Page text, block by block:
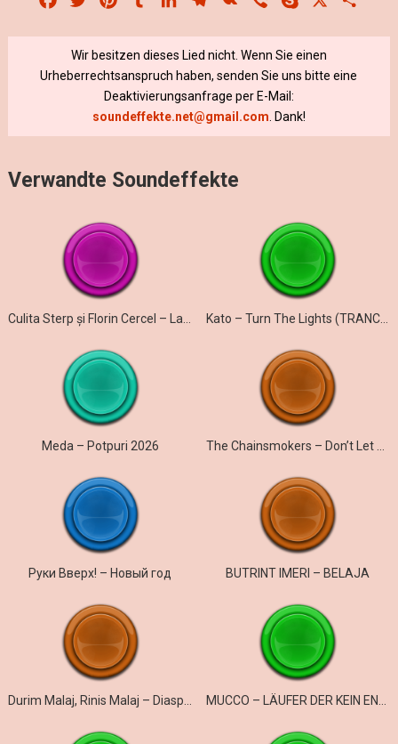
Wir besitzen dieses Lied nicht. Wenn Sie einen
Urheberrechtsanspruch haben, senden Sie uns bitte eine
Deaktivierungsanfrage per E-Mail:
soundeffekte.net@gmail.com . Dank!
Verwandte Soundeffekte
Kato – Turn The Lights (TRANCE COVER)
Meda – Potpuri 2026
Руки Вверх! – Новый год BUTRINT IMERI – BELAJA